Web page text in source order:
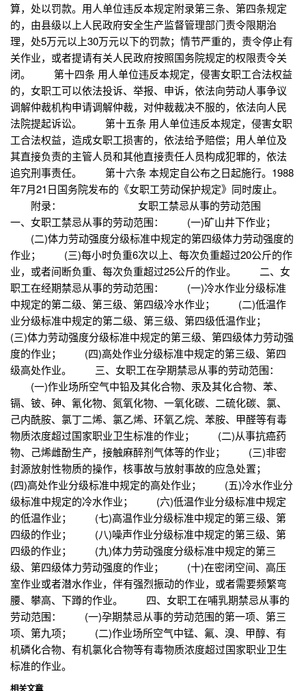
算，处以罚款。用人单位违反本规定附录第三条、第四条规定
的，由县级以上人民政府安全生产监督管理部门责令限期治
理，处5万元以上30万元以下的罚款；情节严重的，责令停止有
关作业，或者提请有关人民政府按照国务院规定的权限责令关
闭。 第十四条 用人单位违反本规定，侵害女职工合法权益
的，女职工可以依法投诉、举报、申诉，依法向劳动人事争议
调解仲裁机构申请调解仲裁，对仲裁裁决不服的，依法向人民
法院提起诉讼。 第十五条 用人单位违反本规定，侵害女职
工合法权益，造成女职工损害的，依法给予赔偿；用人单位及
其直接负责的主管人员和其他直接责任人员构成犯罪的，依法
追究刑事责任。 第十六条 本规定自公布之日起施行。1988
年7月21日国务院发布的《女职工劳动保护规定》同时废止。
附录： 女职工禁忌从事的劳动范围
一、女职工禁忌从事的劳动范围： (一)矿山井下作业；
(二)体力劳动强度分级标准中规定的第四级体力劳动强度的
作业； (三)每小时负重6次以上、每次负重超过20公斤的作
业，或者间断负重、每次负重超过25公斤的作业。 二、女
职工在经期禁忌从事的劳动范围： (一)冷水作业分级标准
中规定的第二级、第三级、第四级冷水作业； (二)低温作
业分级标准中规定的第二级、第三级、第四级低温作业；
(三)体力劳动强度分级标准中规定的第三级、第四级体力劳动强
度的作业； (四)高处作业分级标准中规定的第三级、第四
级高处作业。 三、女职工在孕期禁忌从事的劳动范围：
(一)作业场所空气中铅及其化合物、汞及其化合物、苯、
镉、铍、砷、氰化物、氮氧化物、一氧化碳、二硫化碳、氯、
己内酰胺、氯丁二烯、氯乙烯、环氧乙烷、苯胺、甲醛等有毒
物质浓度超过国家职业卫生标准的作业； (二)从事抗癌药
物、己烯雌酚生产，接触麻醉剂气体等的作业； (三)非密
封源放射性物质的操作，核事故与放射事故的应急处置；
(四)高处作业分级标准中规定的高处作业； (五)冷水作业分
级标准中规定的冷水作业； (六)低温作业分级标准中规定
的低温作业； (七)高温作业分级标准中规定的第三级、第
四级的作业； (八)噪声作业分级标准中规定的第三级、第
四级的作业； (九)体力劳动强度分级标准中规定的第三
级、第四级体力劳动强度的作业； (十)在密闭空间、高压
室作业或者潜水作业，伴有强烈振动的作业，或者需要频繁弯
腰、攀高、下蹲的作业。 四、女职工在哺乳期禁忌从事的
劳动范围： (一)孕期禁忌从事的劳动范围的第一项、第三
项、第九项； (二)作业场所空气中锰、氟、溴、甲醇、有
机磷化合物、有机氯化合物等有毒物质浓度超过国家职业卫生
标准的作业。
相关文章